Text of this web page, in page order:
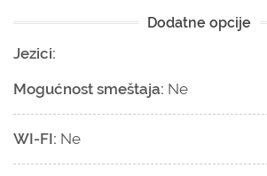
Dodatne opcije
Jezici:
Mogućnost smeštaja: Ne
WI-FI: Ne